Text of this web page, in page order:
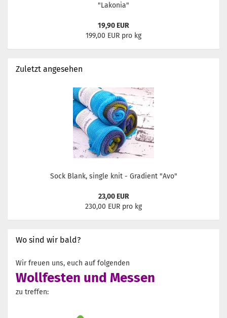
"Lakonia"
19,90 EUR
199,00 EUR pro kg
Zuletzt angesehen
Sock Blank, single knit - Gradient "Avo"
23,00 EUR
230,00 EUR pro kg
Wo sind wir bald?
Wir freuen uns, euch auf folgenden
Wollfesten und Messen
zu treffen: